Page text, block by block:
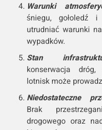
Warunki
śniegu, gołoledź
utrudniać warunki
wypadków.
Stan
konserwacja
lotnisk może
Niedostateczne
Brak
drogowego oraz